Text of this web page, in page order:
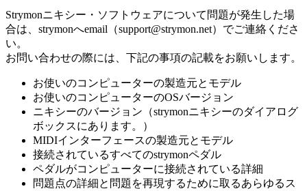
Strymonニキシー・ソフトウェアについて問題が発生した場
合は、strymonへemail（support@strymon.net）でご連絡くださ
い。
お問い合わせの際には、下記の事項の記載をお願いします。
お使いのコンピューターの製造元とモデル
お使いのコンピューターのOSバージョン
ニキシーのバージョン（strymonニキシーのダイアログ
ボックスにあります。）
MIDIインターフェースの製造元とモデル
接続されているすべてのstrymonペダル
ペダルがコンピューターに接続されている詳細
問題点の詳細と問題を再現するために取るあらゆるス